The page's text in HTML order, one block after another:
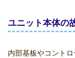
ユニット本体の
内部基板やコント